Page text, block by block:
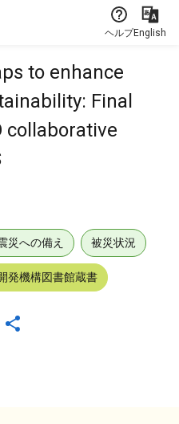
ヘルプEnglish
to enhance
Final
collaborative
災への備え 被災状況
発機構図書館蔵書